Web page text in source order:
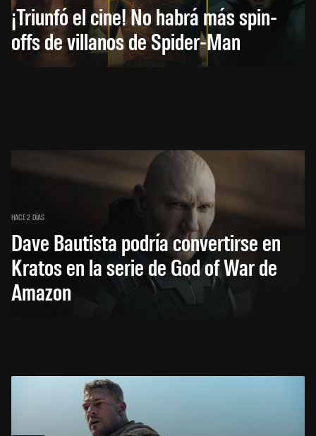
¡Triunfó el cine! No habrá más spin-
offs de villanos de Spider-Man
HACE 2 DÍAS
Dave Bautista podría convertirse en
Kratos en la serie de God of War de
Amazon